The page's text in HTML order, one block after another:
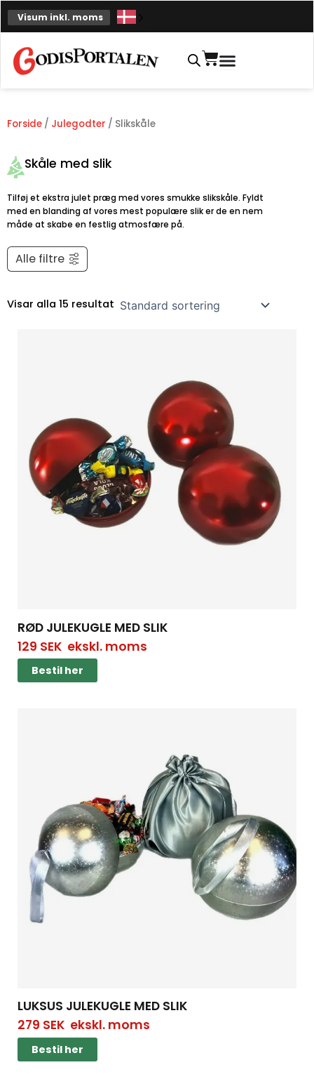
Spring
til
Visum inkl. moms
Indkøbskurv
Forside / Julegodter / Slikskåle
Skåle med slik
Tilføj et ekstra julet præg med vores smukke slikskåle. Fyldt
med en blanding af vores mest populære slik er de en nem
måde at skabe en festlig atmosfære på.
Alle filtre
Visar alla 15 resultat
RØD JULEKUGLE MED SLIK
129 SEKekskl. moms
Bestil her
LUKSUS JULEKUGLE MED SLIK
279 SEKekskl. moms
Bestil her